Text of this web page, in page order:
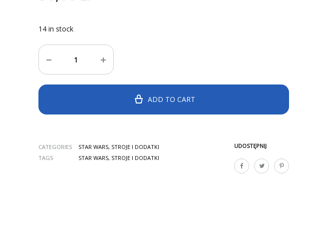
14 in stock
Quantity
ADD TO CART
UDOSTĘPNIJ
CATEGORIES STAR WARS, STROJE I DODATKI
TAGS
STAR WARS, STROJE I DODATKI